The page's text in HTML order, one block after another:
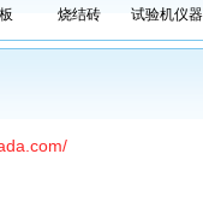
烧结砖 试验机仪